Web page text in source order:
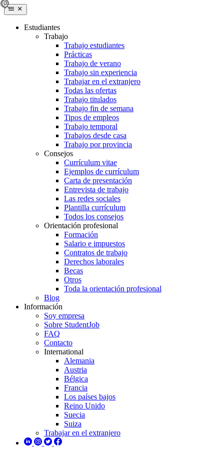
Estudiantes
Trabajo
Trabajo estudiantes
Prácticas
Trabajo de verano
Trabajo sin experiencia
Trabajar en el extranjero
Todas las ofertas
Trabajo titulados
Trabajo fin de semana
Tipos de empleos
Trabajo temporal
Trabajos desde casa
Trabajo por provincia
Consejos
Currículum vitae
Ejemplos de currículum
Carta de presentación
Entrevista de trabajo
Las redes sociales
Plantilla currículum
Todos los consejos
Orientación profesional
Formación
Salario e impuestos
Contratos de trabajo
Derechos laborales
Becas
Otros
Toda la orientación profesional
Blog
Información
Soy empresa
Sobre StudentJob
FAQ
Contacto
International
Alemania
Austria
Bélgica
Francia
Los países bajos
Reino Unido
Suecia
Suiza
Trabajar en el extranjero